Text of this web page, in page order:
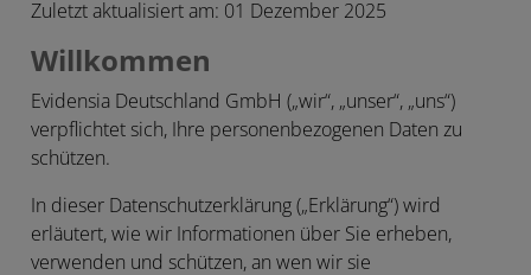
Zuletzt aktualisiert am: 01 Dezember 2025
Willkommen
Evidensia Deutschland GmbH („wir“, „unser“, „uns“)
verpflichtet sich, Ihre personenbezogenen Daten zu
schützen.
In dieser Datenschutzerklärung („Erklärung“) wird
erläutert, wie wir Informationen über Sie erheben,
verwenden und schützen, an wen wir sie